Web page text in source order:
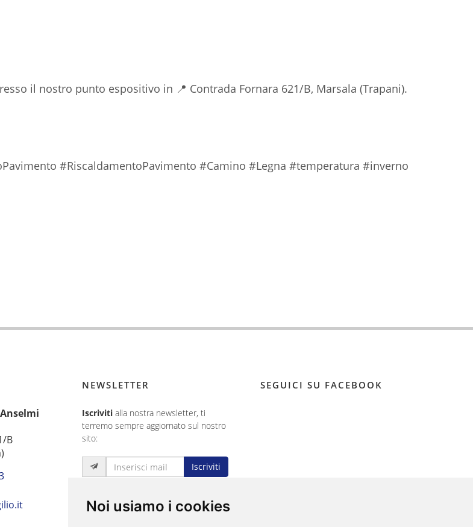
Noi usiamo i cookies
il nostro punto espositivo in 📍 Contrada Fornara 621/B, Marsala (Trapani).
#RiscaldamentoPavimento #Camino #Legna #temperatura #inverno
B
NEWSLETTER
Iscrivitialla nostra newsletter, ti
terremo sempre aggiornato sul nostro
sito:
Iscriviti
SEGUICI SU FACEBOOK